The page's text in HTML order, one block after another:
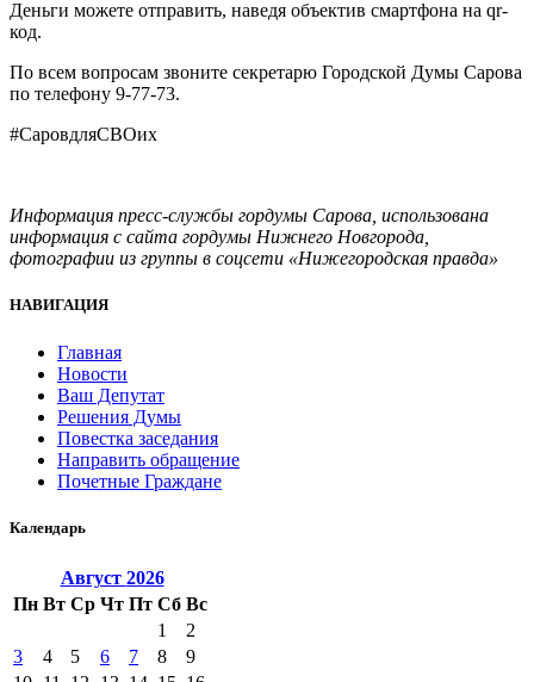
Деньги можете отправить, наведя объектив смартфона на qr-
код.
По всем вопросам звоните секретарю Городской Думы Сарова
по телефону 9-77-73.
#СаровдляСВОих
Информация пресс-службы гордумы Сарова, использована
информация с сайта гордумы Нижнего Новгорода,
фотографии из группы в соцсети «Нижегородская правда»
НАВИГАЦИЯ
Главная
Новости
Ваш Депутат
Решения Думы
Повестка заседания
Направить обращение
Почетные Граждане
Календарь
Август 2026
Пн Вт Ср Чт Пт Сб Вс
1
2
3
4 5 6 7 8
9